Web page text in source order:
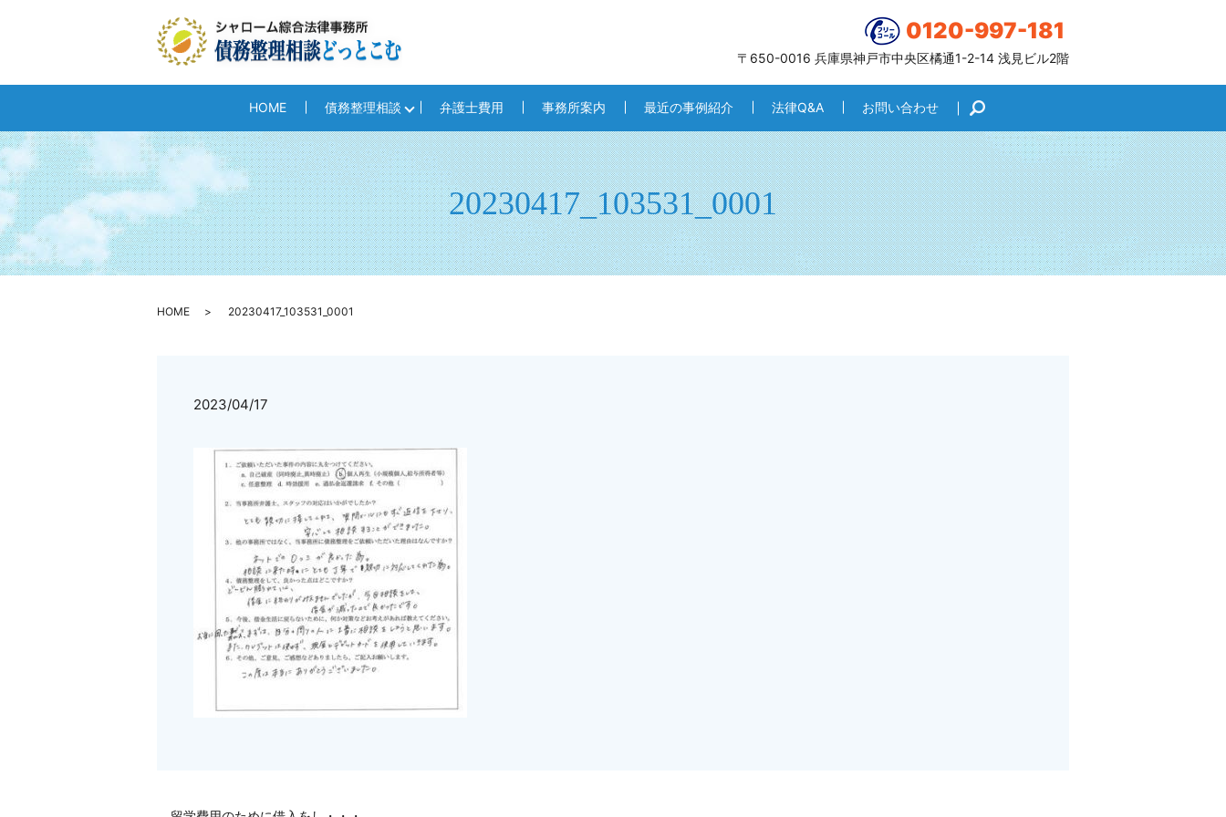
0120-997-181
〒650-0016 兵庫県神戸市中央区橘通1-2-14 浅見ビル2階
HOME 債務整理相談 弁護士費用 事務所案内 最近の事例紹介 法律Q&A お問い合わせ search
20230417_103531_0001
HOME 20230417_103531_0001
2023/04/17